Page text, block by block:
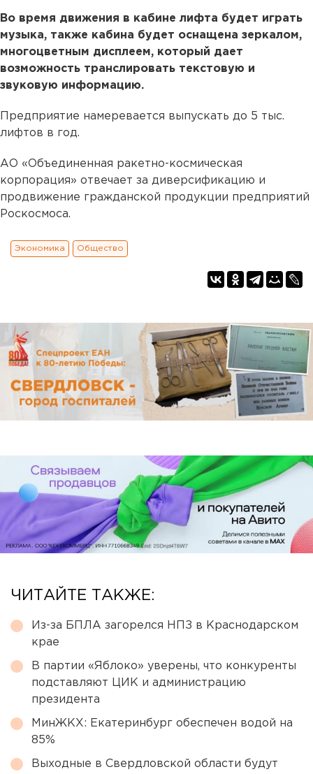
Во время движения в кабине лифта будет играть
музыка, также кабина будет оснащена зеркалом,
многоцветным дисплеем, который дает
возможность транслировать текстовую и
звуковую информацию.
Предприятие намеревается выпускать до 5 тыс.
лифтов в год.
АО «Объединенная ракетно-космическая
корпорация» отвечает за диверсификацию и
продвижение гражданской продукции предприятий
Роскосмоса.
Экономика Общество
ЧИТАЙТЕ ТАКЖЕ:
Из-за БПЛА загорелся НПЗ в Краснодарском
крае
В партии «Яблоко» уверены, что конкуренты
подставляют ЦИК и администрацию
президента
МинЖКХ: Екатеринбург обеспечен водой на
85%
Выходные в Свердловской области будут